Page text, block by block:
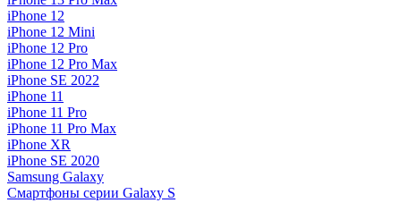
iPhone 12
iPhone 12 Mini
iPhone 12 Pro
iPhone 12 Pro Max
iPhone SE 2022
iPhone 11
iPhone 11 Pro
iPhone 11 Pro Max
iPhone XR
iPhone SE 2020
Samsung Galaxy
Смартфоны серии Galaxy S